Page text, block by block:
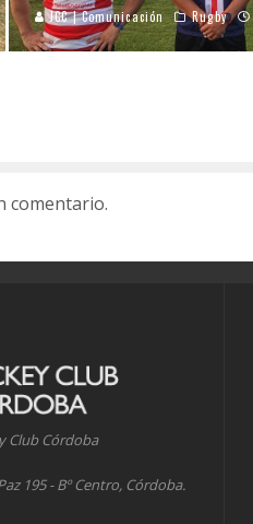
JCC | Comunicación Rugby
comentario.
Club Córdoba
195 - Bº Centro, Córdoba.